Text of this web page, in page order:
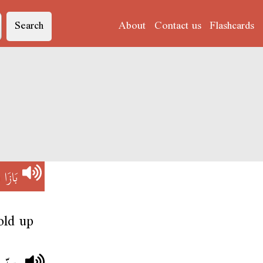
Search About Contact us Flashcards
بَازَا
up